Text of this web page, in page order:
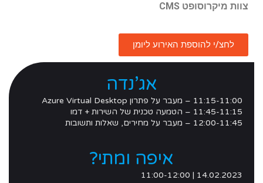
צוות מיקרוסופט CMS
לחצ/י להוספת האירוע ליומן
אג’נדה
11:15-11:00 – מעבר על פתרון Azure Virtual Desktop
11:45-11:15 – הטמעה טכנית של השירות + דמו
12:00-11:45 – מעבר על מחירים, שאלות ותשובות
איפה ומתי?
14.02.2023 | 11:00-12:00